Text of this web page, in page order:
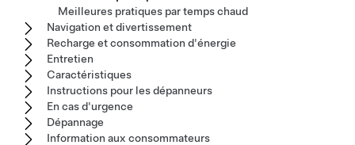
Meilleures pratiques par temps chaud
Navigation et divertissement
Recharge et consommation d'énergie
Entretien
Caractéristiques
Instructions pour les dépanneurs
En cas d'urgence
Dépannage
Information aux consommateurs